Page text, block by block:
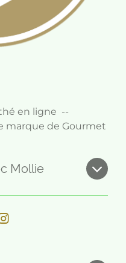
en ligne --
marque de Gourmet
Mollie
I